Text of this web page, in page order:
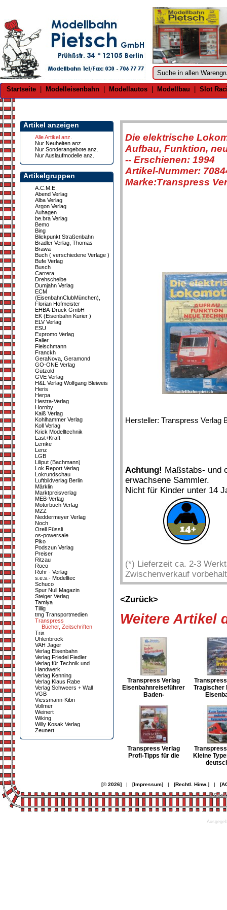
Startseite Modelleisenbahn Modellautos Modellbau Slot
Artikel anzeigen
Alle Artikel anz.
Nur Neuheiten anz.
Nur Sonderangebote anz.
Nur Auslaufmodelle anz.
Artikelgruppen
A.C.M.E.
Abend Verlag
Alba Verlag
Argon Verlag
Auhagen
be.bra Verlag
Bemo
Bing
Blickpunkt Straßenbahn
Bradler Verlag, Thomas
Brawa
Buch ( verschiedene Verlage )
Bufe Verlag
Busch
Carrera
Drehscheibe
Dumjahn Verlag
ECM
(EisenbahnClubMünchen),
Florian Hofmeister
EHBA-Druck GmbH
EK (Eisenbahn Kurier )
ELV Verlag
ESU
Expromo Verlag
Faller
Fleischmann
Franckh
GeraNova, Geramond
GO-ONE Verlag
Gützold
GVE Verlag
H&L Verlag Wolfgang Bleiweis
Heris
Herpa
Hestra-Verlag
Hornby
Kaiß Verlag
Kohlhammer Verlag
Koll Verlag
Krick Modelltechnik
Last+Kraft
Lemke
Lenz
LGB
Liliput (Bachmann)
Lok Report Verlag
Lokrundschau
Luftbildverlag Berlin
Märklin
Marktpreisverlag
MEB-Verlag
Motorbuch Verlag
MZZ
Neddermeyer Verlag
Noch
Orell Füssli
os-powersale
Piko
Podszun Verlag
Preiser
Ritzau
Roco
Röhr - Verlag
s.e.s.- Modelltec
Schuco
Spur Null Magazin
Steiger Verlag
Tamiya
Tillig
tmg Transportmedien
Transpress
Bücher, Zeitschriften
Trix
Uhlenbrock
VAH Jager
Verlag Eisenbahn
Verlag Friedel Fiedler
Verlag für Technik und
Handwerk
Verlag Kenning
Verlag Klaus Rabe
Verlag Schweers + Wall
VGB
Viessmann-Kibri
Vollmer
Weinert
Wiking
Willy Kosak Verlag
Zeunert
Die elektrische
Aufbau, Funktion,
-- Erschienen: 1994
Artikel-Nummer:
Marke:Transpress
Hersteller: Transpress Verlag
Achtung! Maßstabs- und
erwachsene Sammler.
Nicht für Kinder unter 14
(*) Lieferzeit ca. 2-3
Zwischenverkauf
<Zurück>
Weitere Artikel
Transpress Verlag
Eisenbahnreiseführer
Baden-
Tragischer
Transpress Verlag
Profi-Tipps für die
Kleine
[© 2026]| [Impressum]| [Rechtl. Hinw.]|
©